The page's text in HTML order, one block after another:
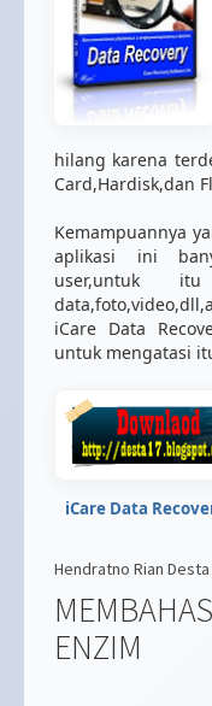
hilang karena
Card,Hardisk,dan
Kemampuannya
aplikasi ini
user,untuk
iCare Data
untuk mengatasi
iCare Data
Hendratno Rian Desta
ENZIM